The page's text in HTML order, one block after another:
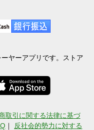
ヤーアプリです。ストア
取引に関する法律に基づ
｜ 反社会的勢力に対する